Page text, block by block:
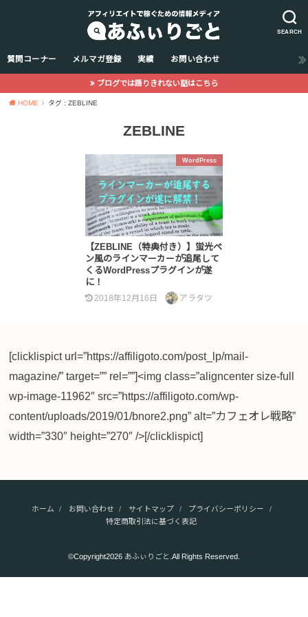
SEARCH
質問コーナー メルマガ登録 実績 お問い合わせ
ブログでは語りきれない話はこちら
HOME タグ : ZEBLINE
ZEBLINE
WordPress
【ZEBLINE（特典付き）】蛍光ペ
ン風のラインマーカーが追尾して
くるWordPressプラグインが遂
に！
2018年12月16日 アラタツ
[clicklispict url=”https://affiligoto.com/post_lp/mail-
magazine/” target=”” rel=””]<img class=”aligncenter size-full
wp-image-11962″ src=”https://affiligoto.com/wp-
content/uploads/2019/01/bnore2.png” alt=”カフェオレ戦略”
width=”330″ height=”270″ />[/clicklispict]
ホーム お問い合わせ サイトマップ
プライバシーポリシー
特定商取引法に基づく表記
©Copyright2026 あふぃりごと .All Rights Reserved.